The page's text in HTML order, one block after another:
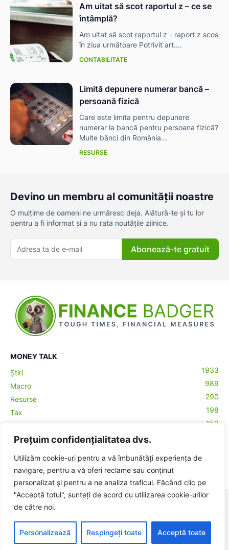
Prețuim confidențialitatea dvs.
Utilizăm cookie-uri pentru a vă îmbunătăți experiența de
navigare, pentru a vă oferi reclame sau conținut
personalizat și pentru a ne analiza traficul. Făcând clic pe
"Acceptă totul", sunteți de acord cu utilizarea cookie-urilor
de către noi.
Personalizează Respingeți toate Acceptă toate
Am uitat să scot raportul z – ce se
întâmplă?
Am uitat să scot raportul z - raport z scos
în ziua următoare Potrivit art....
CONTABILITATE
Limită depunere numerar bancă –
persoană fizică
Care este limita pentru depunere
numerar la bancă pentru persoana fizică?
Multe bănci din România...
RESURSE
Devino un membru al comunității noastre
O mulțime de oameni ne urmăresc deja. Alătură-te și tu lor
pentru a fi informat și a nu rata noutățile zilnice.
Abonează-te gratuit
MONEY TALK
Știri
1933
Macro
989
Resurse
290
Tax
198
159
Contabilitate
Crypto
© BadgerHub - Toate drepturile rezervate -
Publicitate
Made with ♥ in Romania